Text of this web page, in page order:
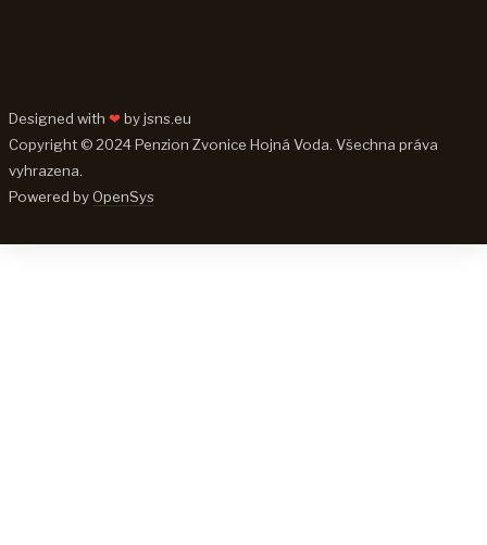
Designed with❤ byjsns.eu
Copyright © 2024 Penzion Zvonice Hojná Voda. Všechna práva
vyhrazena.
Powered by OpenSys